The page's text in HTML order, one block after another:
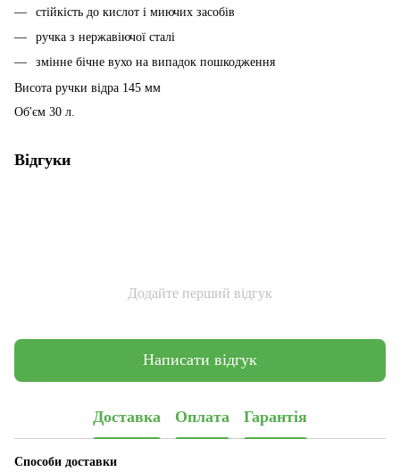
стійкість до кислот і миючих засобів
ручка з нержавіючої сталі
змінне бічне вухо на випадок пошкодження
Висота ручки відра 145 мм
Об'єм 30 л.
Відгуки
Додайте перший відгук
Написати відгук
Доставка Оплата Гарантія
Способи доставки